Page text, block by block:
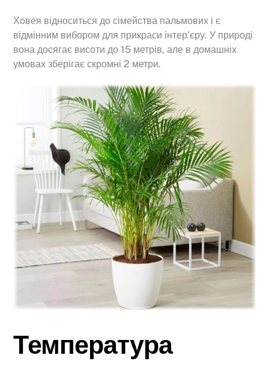
Ховея відноситься до сімейства пальмових і є
відмінним вибором для прикраси інтер’єру. У природі
вона досягає висоти до 15 метрів, але в домашніх
умовах зберігає скромні 2 метри.
Температура